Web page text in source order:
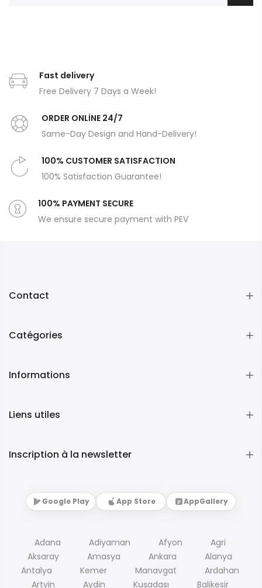
Fast delivery
Free Delivery 7 Days a Week!
ORDER ONLİNE 24/7
Same-Day Design and Hand-Delivery!
100% CUSTOMER SATISFACTION
100% Satisfaction Guarantee!
100% PAYMENT SECURE
We ensure secure payment with PEV
Contact
Catégories
Informations
Liens utiles
Inscription à la newsletter
Google Play App Store AppGallery
Adana Adiyaman Afyon
Agri
Aksaray
Amasya Ankara
Alanya
Antalya
Kemer Manavgat
Ardahan
Artvin
Aydin Kuşadası Balikesir